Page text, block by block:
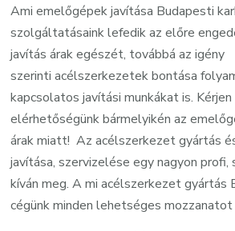
Ami emelőgépek javítása Budapesti
szolgáltatásaink lefedik az előre
javítás árak egészét, továbbá az igény
szerinti acélszerkezetek bontása
kapcsolatos javítási munkákat is.
elérhetőségünk bármelyikén az
árak miatt! Az acélszerkezet gyártás
javítása, szervizelése egy nagyon
kíván meg. A mi acélszerkezet gyártás
cégünk minden lehetséges